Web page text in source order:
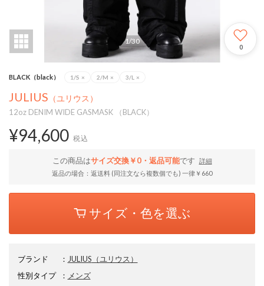
1/30
0
BLACK（black） 1/S × 2/M × 3/L ×
JULIUS （ユリウス）
12oz DENIM WIDE GASMASK （BLACK）
¥94,600 税込
この商品はサイズ交換￥0・返品可能です
詳細
返品の場合：返送料 (同注文なら複数個でも) 一律￥660
サイズ・色を選ぶ
ブランド ： JULIUS （ユリウス）
性別タイプ
： メンズ